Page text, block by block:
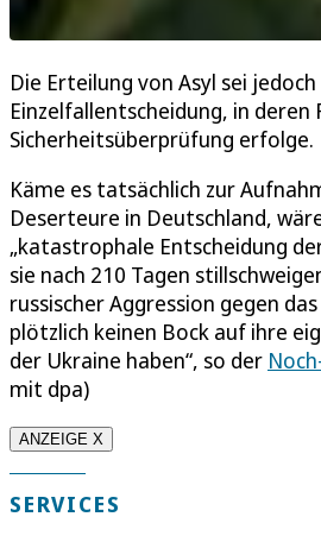
Die Erteilung von Asyl sei jedoch
Einzelfallentscheidung, in deren
Sicherheitsüberprüfung erfolge.
Käme es tatsächlich zur
Deserteure in Deutschland,
„katastrophale Entscheidung
sie nach 210 Tagen
russischer Aggression gegen
plötzlich keinen Bock auf ihre
der Ukraine haben“, so der
mit dpa)
ANZEIGE X
SERVICES